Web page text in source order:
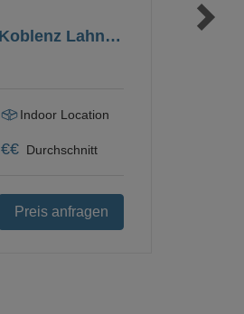
Wyndham Garden Koblenz Lahnstein
Indoor Location
€€ Durchschnitt
Preis anfragen